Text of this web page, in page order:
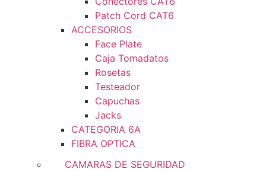
Patch Cord CAT6
ACCESORIOS
Face Plate
Caja Tomadatos
Rosetas
Testeador
Capuchas
Jacks
CATEGORIA 6A
FIBRA OPTICA
CAMARAS DE SEGURIDAD